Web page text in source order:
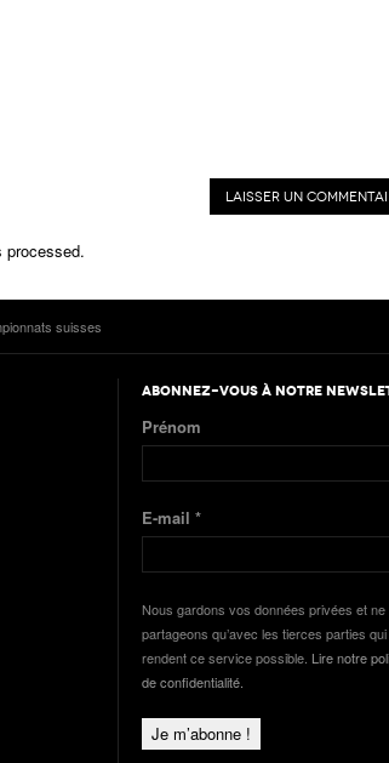
processed.
suisses
ABONNEZ-VOUS À NOTRE
Prénom
E-mail *
Nous gardons vos données privées et ne
partageons qu’avec les tierces parties qui
rendent ce service possible. Lire notre
de confidentialité.